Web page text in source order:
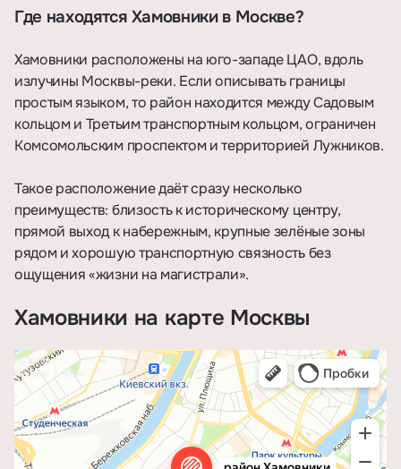
Где находятся Хамовники в Москве?
Хамовники расположены на юго-западе ЦАО, вдоль
излучины Москвы-реки. Если описывать границы
простым языком, то район находится между Садовым
кольцом и Третьим транспортным кольцом, ограничен
Комсомольским проспектом и территорией Лужников.
Такое расположение даёт сразу несколько
преимуществ: близость к историческому центру,
прямой выход к набережным, крупные зелёные зоны
рядом и хорошую транспортную связность без
ощущения «жизни на магистрали».
Хамовники на карте Москвы
Москва
Яндекс Карты